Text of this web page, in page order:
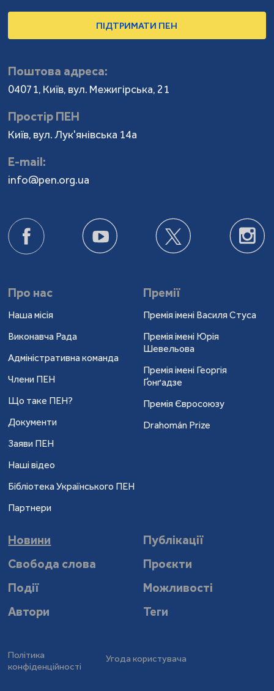
ПІДТРИМАТИ ПЕН
Поштова адреса:
04071, Київ, вул. Межигірська, 21
Простір ПЕН
Київ, вул. Лук'янівська 14а
Е-mail:
info@pen.org.ua
Про нас
Наша місія
Виконавча Рада
Адміністративна команда
Члени ПЕН
Що таке ПЕН?
Документи
Заяви ПЕН
Наші відео
Бібліотека Українського ПЕН
Партнери
Премії
Премія імені Василя Стуса
Премія імені Юрія
Шевельова
Премія імені Георгія
Ґонґадзе
Премія Євросоюзу
Drahomán Prize
Новини
Публікації
Свобода слова
Проєкти
Події
Можливості
Автори
Теги
Політика
конфіденційності
Угода користувача